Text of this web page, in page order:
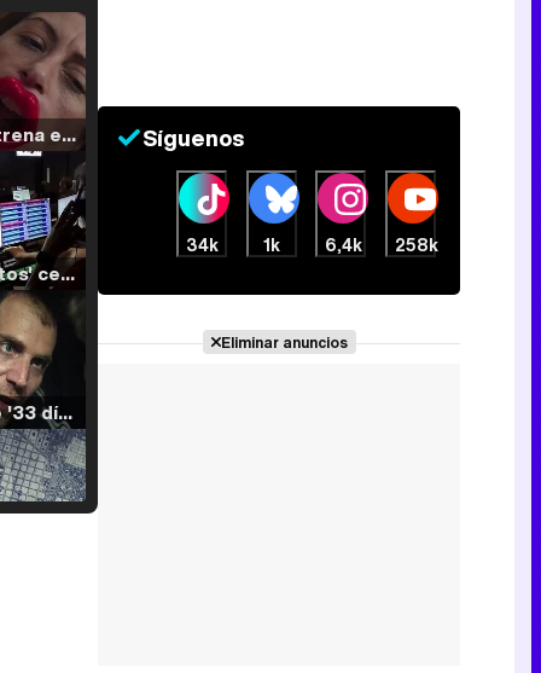
Filmin estrena el tráiler de 'Millennial Mal', su nueva comedia universitaria de la mano de Lorena Iglesias
'120 Minutos' celebra sus 2.000 programas en Telemadrid con un vídeo del día a día en la redacción
Tráiler de '33 días', la nueva serie de Atresplayer con Julián Villagrán y José Manuel Poga
Síguenos
34k 1k 6,4k 258k
Eliminar anuncios